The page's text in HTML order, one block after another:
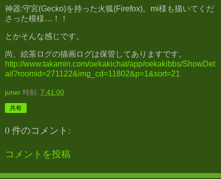
神器:守宮(Gecko)を持った火狐(Firefox)。mi様も描いてくだ
さった模様…！！
とかそんな感じです。
尚、絵茶ログの描画ログは保管してありますです。
http://www.takamin.com/oekakichat/app/oekakibbs/ShowDet
ail?roomid=271122&img_cd=11802&p=1&sort=21
juner 時刻: 7:41:00
共有
0 件のコメント:
コメントを投稿